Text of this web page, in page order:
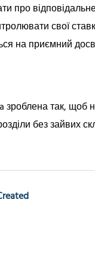
про
свої
на приємний
зроблена так, щоб
без зайвих